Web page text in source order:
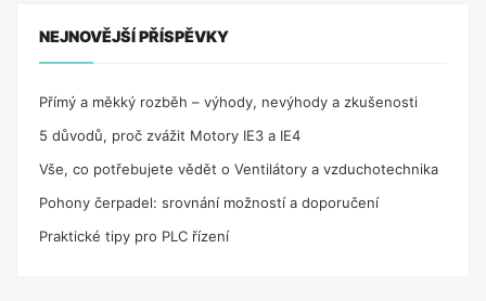
NEJNOVĚJŠÍ PŘÍSPĚVKY
Přímý a měkký rozběh – výhody, nevýhody a zkušenosti
5 důvodů, proč zvážit Motory IE3 a IE4
Vše, co potřebujete vědět o Ventilátory a vzduchotechnika
Pohony čerpadel: srovnání možností a doporučení
Praktické tipy pro PLC řízení